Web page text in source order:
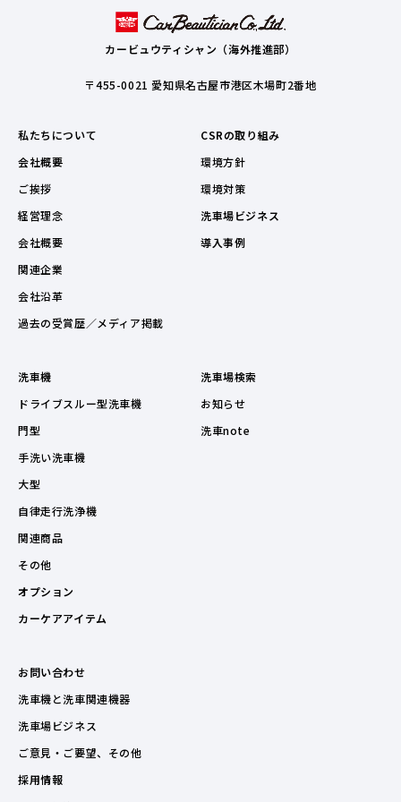
カービュウティシャン（海外推進部）
〒455-0021 愛知県名古屋市港区木場町2番地
私たちについて
会社概要
ご挨拶
経営理念
会社概要
関連企業
会社沿革
過去の受賞歴／メディア掲載
CSRの取り組み
環境方針
環境対策
洗車場ビジネス
導入事例
洗車機
ドライブスルー型洗車機
門型
手洗い洗車機
大型
自律走行洗浄機
関連商品
その他
オプション
カーケアアイテム
洗車場検索
お知らせ
洗車note
お問い合わせ
洗車機と洗車関連機器
洗車場ビジネス
ご意見・ご要望、その他
採用情報